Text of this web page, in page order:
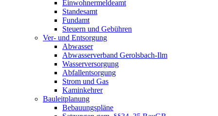
Einwohnermeldeamt
Standesamt
Fundamt
Steuern und Gebühren
Ver- und Entsorgung
Abwasser
Abwasserverband Gerolsbach-Ilm
Wasserversorgung
Abfallentsorgung
Strom und Gas
Kaminkehrer
Bauleitplanung
Bebauungspläne